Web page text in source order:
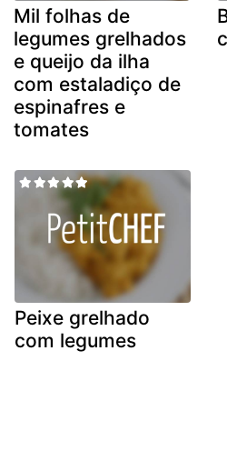
Mil folhas de
legumes grelhados
e queijo da ilha
com estaladiço de
espinafres e
tomates
Peixe grelhado
com legumes